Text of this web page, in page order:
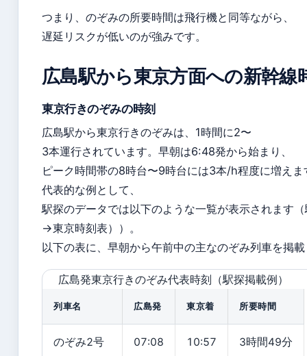
つまり、のぞみの所要時間は飛行機と同等ながら、
遅延リスクが低いのが強みです。
広島駅から東京方面への新幹線
東京行きのぞみの時刻
広島駅から東京行きのぞみは、1時間に2〜
3本運行されています。早朝は6:48発から始まり、
ピーク時間帯の8時台〜9時台には3本/h程度に増えま
代表的な例として、
駅探のデータでは以下のような一覧が表示されます
→東京時刻表））。
以下の表に、早朝から午前中の主なのぞみ列車を掲
広島発東京行きのぞみ代表時刻（駅探掲載例）
列車名 広島発 東京着 所要時間
のぞみ2号 07:08 10:57 3時間49分